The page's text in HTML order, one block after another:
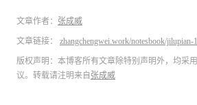
文章作者： 张成威
文章链接： zhangchengwei.work/notesbook/jilupian-1
版权声明：本博客所有文章除特别声明外，均采用
议。转载请注明来自 张成威